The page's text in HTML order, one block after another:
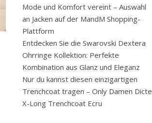
Mode und Komfort vereint – Auswahl
an Jacken auf der MandM Shopping-
Plattform
Entdecken Sie die Swarovski Dextera
Ohrringe Kollektion: Perfekte
Kombination aus Glanz und Eleganz
Nur du kannst diesen einzigartigen
Trenchcoat tragen – Only Damen Dicte
X-Long Trenchcoat Ecru